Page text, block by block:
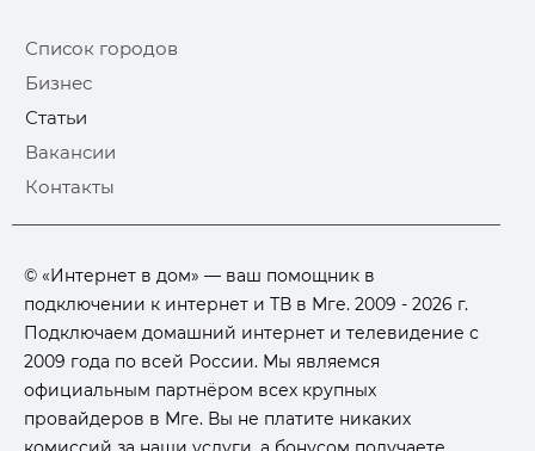
Список городов
Бизнес
Статьи
Вакансии
Контакты
© «Интернет в дом» — ваш помощник в
подключении к интернет и ТВ в Мге. 2009 - 2026 г.
Подключаем домашний интернет и телевидение с
2009 года по всей России. Мы являемся
официальным партнёром всех крупных
провайдеров в Мге. Вы не платите никаких